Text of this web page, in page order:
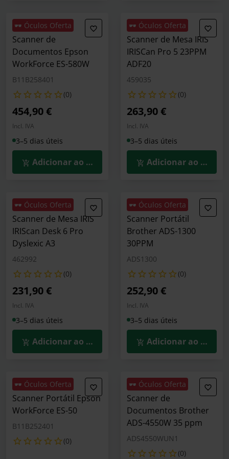
🕶️ Óculos Oferta
Scanner de
Documentos Epson
WorkForce ES-580W
B11B258401
(0)
454,90 €
Incl. IVA
3–5 dias úteis
Adicionar ao Carrinho
🕶️ Óculos Oferta
Scanner de Mesa IRIS
IRISCan Pro 5 23PPM
ADF20
459035
(0)
263,90 €
Incl. IVA
3–5 dias úteis
Adicionar ao
🕶️ Óculos Oferta
Scanner de Mesa IRIS
IRIScan Desk 6 Pro
Dyslexic A3
462992
(0)
231,90 €
Incl. IVA
3–5 dias úteis
Adicionar ao Carrinho
🕶️ Óculos Oferta
Scanner Portátil
Brother ADS-1300
30PPM
ADS1300
(0)
252,90 €
Incl. IVA
3–5 dias úteis
Adicionar ao
🕶️ Óculos Oferta
Scanner Portátil Epson
WorkForce ES-50
B11B252401
(0)
🕶️ Óculos Oferta
Scanner de
Documentos Brother
ADS-4550W 35 ppm
ADS4550WUN1
(0)